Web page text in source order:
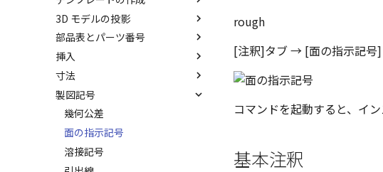
インターフェースのカスタマイ
ズ
シートの切り替え
CAXA Draft のテンプレートに
ついて
テンプレートの作成手順
JIS の BLANK テンプレートを
開く
レイヤーの定義
スタイルの設定
スタイルの作成と削除
テキストスタイル
テンプレートの保存
DWG/DXF とシェイプフォント
3D モデルの投影
投影図の作成
投影図の追加
補助図
断面図
部分断面
省略図
詳細図
部品表とパーツ番号
3Dとリンクあり
3Dとリンクなし
既存の部品表を変換する
Excel に出力
挿入
ブロック
PDF読み込み
画像の挿入
寸法
寸法の種類
クイック寸法
並列寸法
連続寸法
製図記号
幾何公差
面の指示記号
溶接記号
rough
[注釈]タブ → [面の指示記号]
コマンドを起動すると、イ
基本注釈